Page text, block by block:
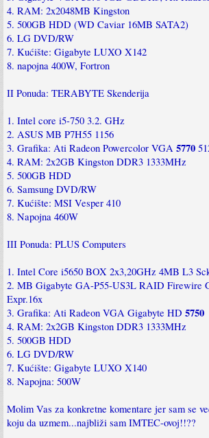
4. RAM: 2x2048MB Kingston
5. 500GB HDD (WD Caviar 16MB SATA2)
6. LG DVD/RW
7. Kućište: Gigabyte LUXO X142
8. napojna 400W, Fortron
II Ponuda: TERABYTE Skenderija
1. Intel core i5-750 3.2. GHz
2. ASUS MB P7H55 1156
3. Grafika: Ati Radeon Powercolor VGA 5770
4. RAM: 2x2GB Kingston DDR3 1333MHz
5. 500GB HDD
6. Samsung DVD/RW
7. Kućište: MSI Vesper 410
8. Napojna 460W
III Ponuda: PLUS Computers
1. Intel Core i5650 BOX 2x3,20GHz 4MB L3
2. MB Gigabyte GA-P55-US3L RAID Firewire
Expr.16x
3. Grafika: Ati Radeon VGA Gigabyte HD 5750
4. RAM: 2x2GB Kingston DDR3 1333MHz
5. 500GB HDD
6. LG DVD/RW
7. Kućište: Gigabyte LUXO X140
8. Napojna: 500W
Molim Vas za konkretne komentare jer sam se
koju da uzmem...najbliži sam IMTEC-ovoj!!??